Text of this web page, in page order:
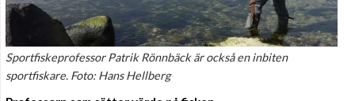
Sportfiskeprofessor Patrik Rönnbäck är också en inbiten
sportfiskare. Foto: Hans Hellberg